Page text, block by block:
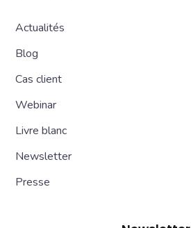
Actualités
Blog
Cas client
Webinar
Livre blanc
Newsletter
Presse